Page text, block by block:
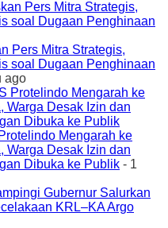
Pers Mitra Strategis,
soal Dugaan Penghinaan
ago
Mengarah ke
Warga Desak Izin dan
Dibuka ke Publik - 1